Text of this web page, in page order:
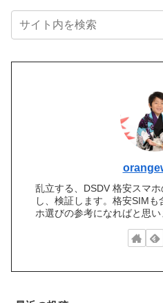
乱立する、DSDV 格安スマ
し、検証します。格安SIM
ホ選びの参考になればと思い